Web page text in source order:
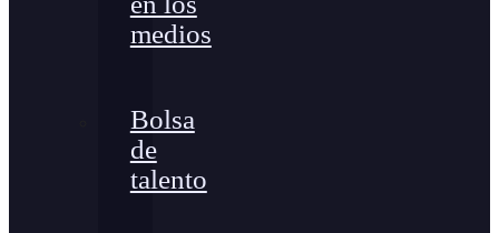
medios
Bolsa
de
talento